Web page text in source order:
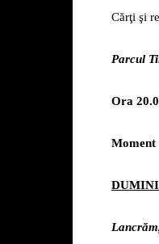
Cărţi şi
Parcul
Ora
Moment